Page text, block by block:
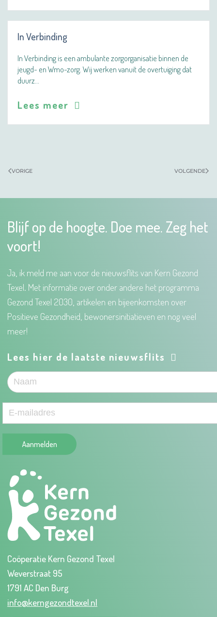
In Verbinding
In Verbinding is een ambulante zorgorganisatie binnen de
jeugd- en Wmo-zorg. Wij werken vanuit de overtuiging dat
duurz…
Lees meer
VORIGE VOLGENDE
Blijf op de hoogte. Doe mee. Zeg het
voort!
Ja, ik meld me aan voor de nieuwsflits van Kern Gezond
Texel. Met informatie over onder andere het programma
Gezond Texel 2030, artikelen en bijeenkomsten over
Positieve Gezondheid, bewonersinitiatieven en nog veel
meer!
Lees hier de laatste nieuwsflits
Aanmelden
Coöperatie Kern Gezond Texel
Weverstraat 95
1791 AC Den Burg
info@kerngezondtexel.nl